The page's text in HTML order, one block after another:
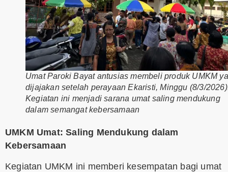
Umat Paroki Bayat antusias membeli produk UMKM
dijajakan setelah perayaan Ekaristi, Minggu (8/3/
Kegiatan ini menjadi sarana umat saling mendukung
dalam semangat kebersamaan
UMKM Umat: Saling Mendukung dalam
Kebersamaan
Kegiatan UMKM ini memberi kesempatan bagi umat